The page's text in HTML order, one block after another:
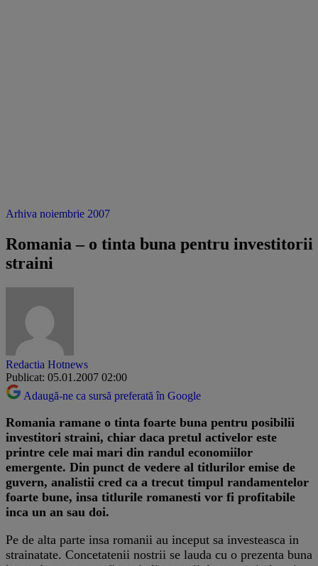
Arhiva noiembrie 2007
Romania – o tinta buna pentru investitorii
straini
Redactia Hotnews
Publicat: 05.01.2007 02:00
Adaugă-ne ca sursă preferată în Google
Romania ramane o tinta foarte buna pentru posibilii
investitori straini, chiar daca pretul activelor este
printre cele mai mari din randul economiilor
emergente. Din punct de vedere al titlurilor emise de
guvern, analistii cred ca a trecut timpul randamentelor
foarte bune, insa titlurile romanesti vor fi profitabile
inca un an sau doi.
Pe de alta parte insa romanii au inceput sa investeasca in
strainatate. Concetatenii nostrii se lauda cu o prezenta buna